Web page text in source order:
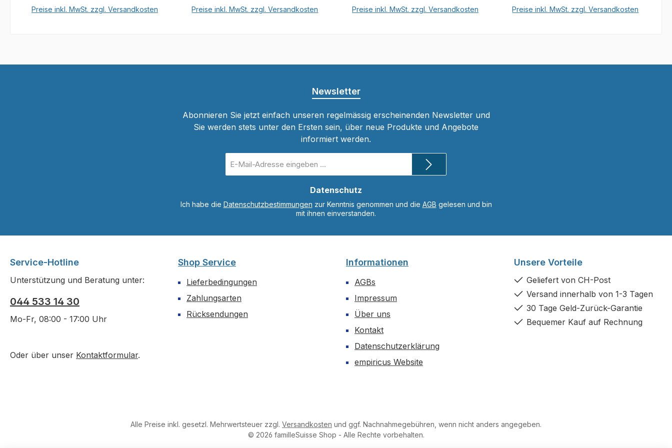
Preise inkl. MwSt. zzgl. Versandkosten Preise inkl. MwSt. zzgl. Versandkosten Preise inkl. MwSt. zzgl. Versandkosten Preise inkl. MwSt. zzgl. Versandkosten
Newsletter
Abonnieren Sie jetzt einfach unseren regelmässig erscheinenden Newsletter und
Sie werden stets unter den Ersten sein, über neue Produkte und Angebote
informiert werden.
Mail-
Adresse
Datenschutz
Ich habe die Datenschutzbestimmungen zur Kenntnis genommen und die AGB gelesen und bin
mit ihnen einverstanden.
Service-Hotline
Unterstützung und Beratung unter:
044 533 14 30
Mo-Fr, 08:00 - 17:00 Uhr
Oder über unser Kontaktformular.
Shop Service
Lieferbedingungen
Zahlungsarten
Rücksendungen
Informationen
AGBs
Impressum
Über uns
Kontakt
Datenschutzerklärung
empiricus Website
Unsere Vorteile
Geliefert von CH-Post
Versand innerhalb von 1-3 Tagen
30 Tage Geld-Zurück-Garantie
Bequemer Kauf auf Rechnung
Alle Preise inkl. gesetzl. Mehrwertsteuer zzgl. Versandkosten und ggf. Nachnahmegebühren, wenn nicht anders angegeben.
© 2026 familleSuisse Shop - Alle Rechte vorbehalten.